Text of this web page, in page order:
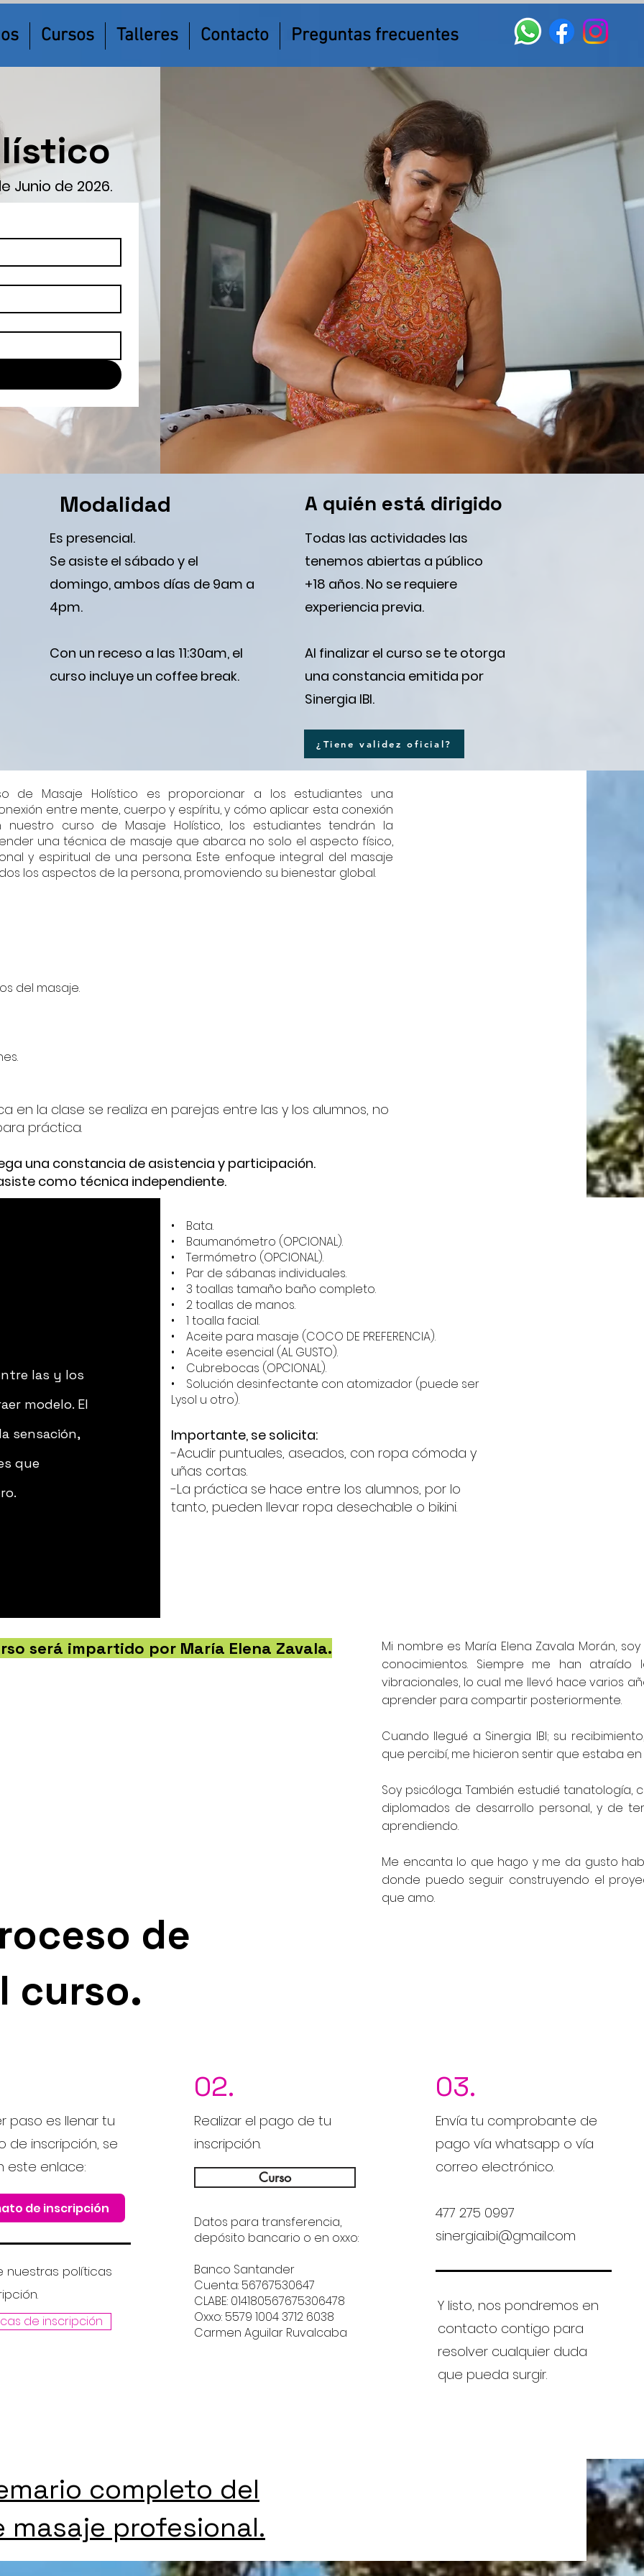
Cursos Talleres Contacto Preguntas frecuentes
Junio de 2026.
Modalidad
Es presencial.
Se asiste el sábado y el
domingo, ambos días de 9am a
4pm.
Con un receso a las 11:30am, el
curso incluye un coffee break.
A quién está dirigido
Todas las actividades las
tenemos abiertas a público
+18 años. No se requiere
experiencia previa.
Al finalizar el curso se te otorga
una constancia emitida por
Sinergia IBI.
¿Tiene validez oficial?
de Masaje Holístico es proporcionar a los estudiantes una
entre mente, cuerpo y espíritu, y cómo aplicar esta conexión
curso de Masaje Holístico, los estudiantes tendrán la
una técnica de masaje que abarca no solo el aspecto físico,
y espiritual de una persona. Este enfoque integral del masaje
los aspectos de la persona, promoviendo su bienestar global.
del masaje.
en la clase se realiza en parejas entre las y los alumnos, no
práctica.
una constancia de asistencia y participación.
como técnica independiente.
las y los
modelo. El
sensación,
que
• Bata.
• Baumanómetro (OPCIONAL).
• Termómetro (OPCIONAL).
• Par de sábanas individuales.
• 3 toallas tamaño baño completo.
• 2 toallas de manos.
• 1 toalla facial.
• Aceite para masaje (COCO DE PREFERENCIA).
• Aceite esencial (AL GUSTO).
• Cubrebocas (OPCIONAL).
• Solución desinfectante con atomizador (puede ser
Lysol u otro).
Importante, se solicita:
-Acudir puntuales, aseados, con ropa cómoda y
uñas cortas.
-La práctica se hace entre los alumnos, por lo
tanto, pueden llevar ropa desechable o bikini.
será impartido por María Elena Zavala.
Mi nombre es María Elena Zavala Morán,
conocimientos. Siempre me han
vibracionales, lo cual me llevó hace varios
aprender para compartir posteriormente.
Cuando llegué a Sinergia IBI; su
que percibí, me hicieron sentir que estaba
Soy psicóloga. También estudié
diplomados de desarrollo personal, y de
aprendiendo.
Me encanta lo que hago y me da gusto
donde puedo seguir construyendo el
que amo.
de
curso.
paso es llenar tu
de inscripción, se
este enlace:
de inscripción
nuestras políticas
de inscripción
02.
Realizar el pago de tu
inscripción.
Curso
Datos para transferencia,
depósito bancario o en oxxo:
Banco Santander
Cuenta: 56767530647
CLABE: 014180567675306478
Oxxo: 5579 1004 3712 6038
Carmen Aguilar Ruvalcaba
03.
Envía tu comprobante de
pago vía whatsapp o vía
correo electrónico.
477 275 0997
sinergia.ibi@gmail.com
Y listo, nos pondremos en
contacto contigo para
resolver cualquier duda
que pueda surgir.
completo del
masaje profesional.